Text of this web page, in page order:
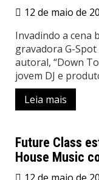
12 de maio de
Invadindo a cena
gravadora G-
autoral, “Down
jovem DJ e
Leia mais
Lançamentos
Future Class
House Music